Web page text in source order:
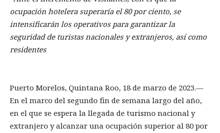
ocupación hotelera superaría el 80 por ciento, se
intensificarán los operativos para garantizar la
seguridad de turistas nacionales y extranjeros, así como
residentes
Puerto Morelos, Quintana Roo, 18 de marzo de 2023.—
En el marco del segundo fin de semana largo del año,
en el que se espera la llegada de turismo nacional y
extranjero y alcanzar una ocupación superior al 80 por